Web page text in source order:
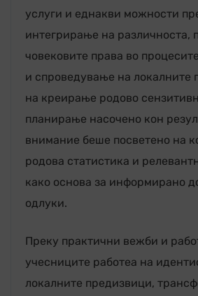
услуги и еднакви можности
интегрирање на различноста,
човековите права во
и спроведување на локалните
на креирање родово
планирање насочено кон
внимание беше посветено на
родова статистика и
како основа за информирано
одлуки.
Преку практични вежби и
учесниците работеа на
локалните предизвици,